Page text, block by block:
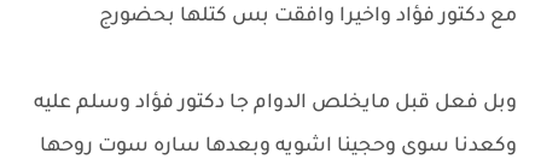
مع دكتور فؤاد واخيرا وافقت بس كتلها بحضورج
وبل فعل قبل مايخلص الدوام جا دكتور فؤاد وسلم عليه
وكعدنا سوى وحجينا اشويه وبعدها ساره سوت روحها